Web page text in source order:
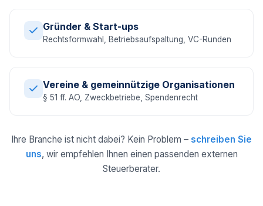
Gründer & Start-ups
Rechtsformwahl, Betriebsaufspaltung, VC-Runden
Vereine & gemeinnützige Organisationen
§ 51 ff. AO, Zweckbetriebe, Spendenrecht
Ihre Branche ist nicht dabei? Kein Problem – schreiben Sie
uns, wir empfehlen Ihnen einen passenden externen
Steuerberater.